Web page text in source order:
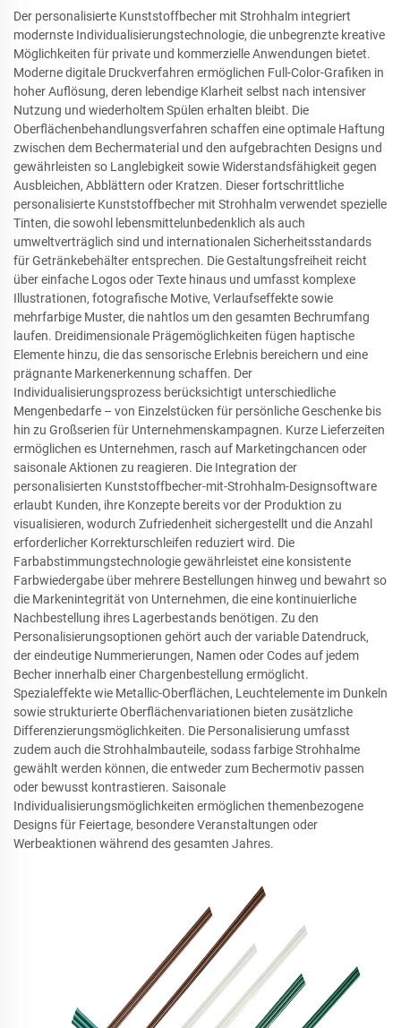
Der personalisierte Kunststoffbecher mit Strohhalm integriert
modernste Individualisierungstechnologie, die unbegrenzte kreative
Möglichkeiten für private und kommerzielle Anwendungen bietet.
Moderne digitale Druckverfahren ermöglichen Full-Color-Grafiken in
hoher Auflösung, deren lebendige Klarheit selbst nach intensiver
Nutzung und wiederholtem Spülen erhalten bleibt. Die
Oberflächenbehandlungsverfahren schaffen eine optimale Haftung
zwischen dem Bechermaterial und den aufgebrachten Designs und
gewährleisten so Langlebigkeit sowie Widerstandsfähigkeit gegen
Ausbleichen, Abblättern oder Kratzen. Dieser fortschrittliche
personalisierte Kunststoffbecher mit Strohhalm verwendet spezielle
Tinten, die sowohl lebensmittelunbedenklich als auch
umweltverträglich sind und internationalen Sicherheitsstandards
für Getränkebehälter entsprechen. Die Gestaltungsfreiheit reicht
über einfache Logos oder Texte hinaus und umfasst komplexe
Illustrationen, fotografische Motive, Verlaufseffekte sowie
mehrfarbige Muster, die nahtlos um den gesamten Bechrumfang
laufen. Dreidimensionale Prägemöglichkeiten fügen haptische
Elemente hinzu, die das sensorische Erlebnis bereichern und eine
prägnante Markenerkennung schaffen. Der
Individualisierungsprozess berücksichtigt unterschiedliche
Mengenbedarfe – von Einzelstücken für persönliche Geschenke bis
hin zu Großserien für Unternehmenskampagnen. Kurze Lieferzeiten
ermöglichen es Unternehmen, rasch auf Marketingchancen oder
saisonale Aktionen zu reagieren. Die Integration der
personalisierten Kunststoffbecher-mit-Strohhalm-Designsoftware
erlaubt Kunden, ihre Konzepte bereits vor der Produktion zu
visualisieren, wodurch Zufriedenheit sichergestellt und die Anzahl
erforderlicher Korrekturschleifen reduziert wird. Die
Farbabstimmungstechnologie gewährleistet eine konsistente
Farbwiedergabe über mehrere Bestellungen hinweg und bewahrt so
die Markenintegrität von Unternehmen, die eine kontinuierliche
Nachbestellung ihres Lagerbestands benötigen. Zu den
Personalisierungsoptionen gehört auch der variable Datendruck,
der eindeutige Nummerierungen, Namen oder Codes auf jedem
Becher innerhalb einer Chargenbestellung ermöglicht.
Spezialeffekte wie Metallic-Oberflächen, Leuchtelemente im Dunkeln
sowie strukturierte Oberflächenvariationen bieten zusätzliche
Differenzierungsmöglichkeiten. Die Personalisierung umfasst
zudem auch die Strohhalmbauteile, sodass farbige Strohhalme
gewählt werden können, die entweder zum Bechermotiv passen
oder bewusst kontrastieren. Saisonale
Individualisierungsmöglichkeiten ermöglichen themenbezogene
Designs für Feiertage, besondere Veranstaltungen oder
Werbeaktionen während des gesamten Jahres.